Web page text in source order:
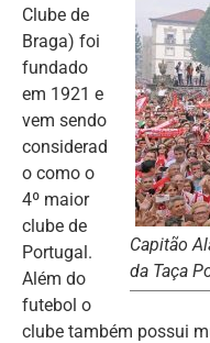
Capitão
da Taça
Clube de
Braga) foi
fundado
em 1921 e
vem sendo
considerad
o como o
4º maior
clube de
Portugal.
Além do
futebol o
clube também possui